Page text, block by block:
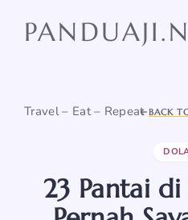
Travel – Eat – Repeat BACK
23 Pantai